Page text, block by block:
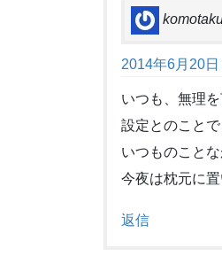
2014年6月20日
いつも、無理
設定とのこと
いつものこと
今夜は枕元に
返信